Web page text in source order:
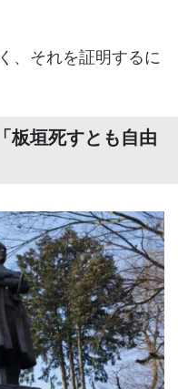
、それを証明するに
板垣死すとも自由